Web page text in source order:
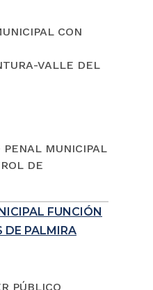
CON
VALLE DEL
PENAL MUNICIPAL
DE
FUNCIÓN
DE PALMIRA
PÚBLICO